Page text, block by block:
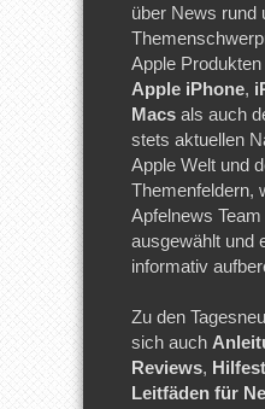
über News rund
Apple
Apple iPhone,
Macs als auch
stets aktuellen
Apple Welt und
Themenfeldern,
Apfelnews
ausgewählt und
informativ
Zu den
sich auch
Reviews,
Leitfäden für